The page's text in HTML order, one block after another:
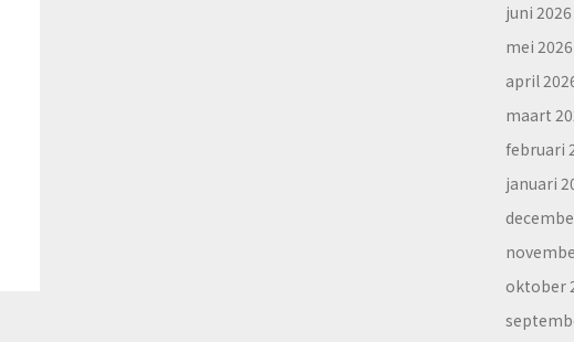
juni 2026
mei 2026
april
maart
februari
januari
oktober